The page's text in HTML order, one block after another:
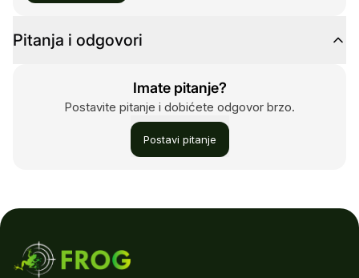
Pitanja i odgovori
Imate pitanje?
Postavite pitanje i dobićete odgovor brzo.
Postavi pitanje